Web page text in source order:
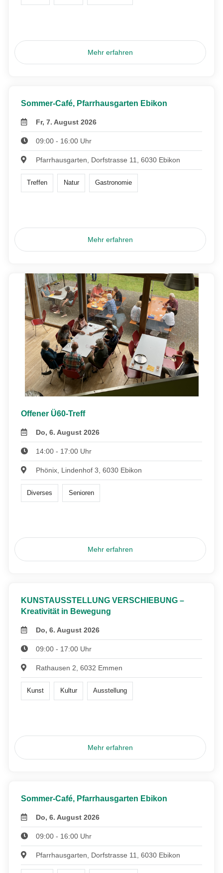
Mehr erfahren
Sommer-Café, Pfarrhausgarten Ebikon
Fr, 7. August 2026
09:00 - 16:00 Uhr
Pfarrhausgarten, Dorfstrasse 11, 6030 Ebikon
Treffen Natur Gastronomie
Mehr erfahren
Offener Ü60-Treff
Do, 6. August 2026
14:00 - 17:00 Uhr
Phönix, Lindenhof 3, 6030 Ebikon
Diverses Senioren
Mehr erfahren
KUNSTAUSSTELLUNG VERSCHIEBUNG –
Kreativität in Bewegung
Do, 6. August 2026
09:00 - 17:00 Uhr
Rathausen 2, 6032 Emmen
Kunst Kultur Ausstellung
Mehr erfahren
Sommer-Café, Pfarrhausgarten Ebikon
Do, 6. August 2026
09:00 - 16:00 Uhr
Pfarrhausgarten, Dorfstrasse 11, 6030 Ebikon